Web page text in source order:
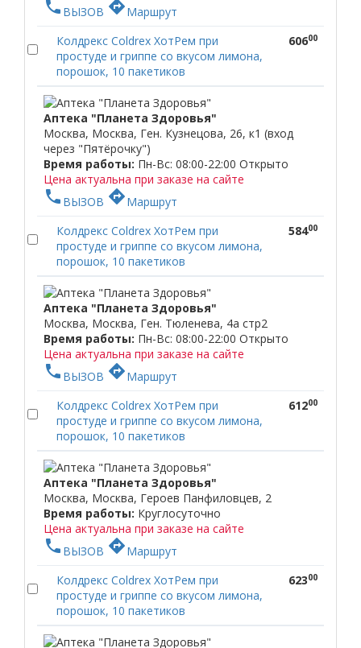
phone ВЫЗОВ directionsМаршрут
Колдрекс Coldrex ХотРем при
простуде и гриппе со вкусом лимона,
порошок, 10 пакетиков
60600
Аптека "Планета Здоровья"
Москва, Москва, Ген. Кузнецова, 26, к1 (вход
через "Пятёрочку")
Время работы: Пн-Вс: 08:00-22:00 Открыто
Цена актуальна при заказе на сайте
phone ВЫЗОВ directionsМаршрут
Колдрекс Coldrex ХотРем при
простуде и гриппе со вкусом лимона,
порошок, 10 пакетиков
58400
Аптека "Планета Здоровья"
Москва, Москва, Ген. Тюленева, 4а стр2
Время работы: Пн-Вс: 08:00-22:00 Открыто
Цена актуальна при заказе на сайте
phone ВЫЗОВ directionsМаршрут
Колдрекс Coldrex ХотРем при
простуде и гриппе со вкусом лимона,
порошок, 10 пакетиков
61200
Аптека "Планета Здоровья"
Москва, Москва, Героев Панфиловцев, 2
Время работы: Круглосуточно
Цена актуальна при заказе на сайте
phone ВЫЗОВ directionsМаршрут
Колдрекс Coldrex ХотРем при
простуде и гриппе со вкусом лимона,
порошок, 10 пакетиков
62300